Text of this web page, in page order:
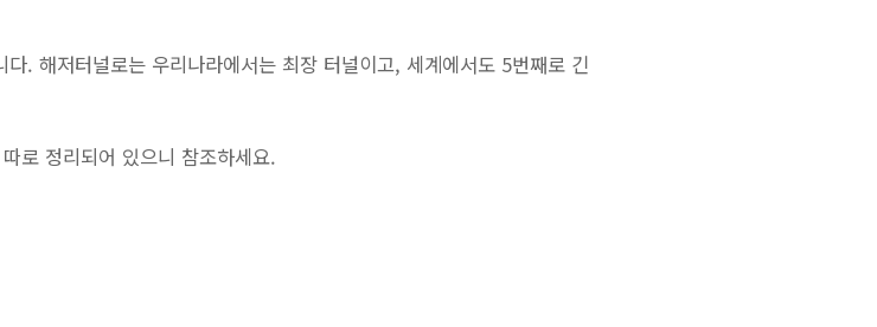
. 해저터널로는 우리나라에서는 최장 터널이고, 세계에서도 5번째로 긴
로 정리되어 있으니 참조하세요.